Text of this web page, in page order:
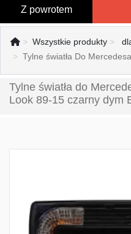
Z powrotem
Wszystkie produkty
Tylne światła Do Mercedesa
Tylne światła do
Look 89-15 czarny dym